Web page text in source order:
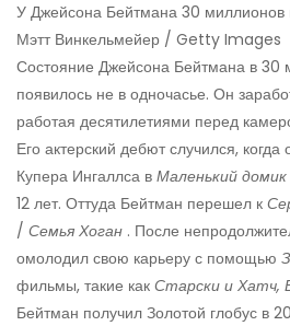
У Джейсона Бейтмана 30 миллионов
Мэтт Винкельмейер / Getty Images
Состояние Джейсона Бейтмана в 30
появилось не в одночасье. Он
работая десятилетиями перед
Его актерский дебют случился,
Купера Ингаллса в Маленький домик
12 лет. Оттуда Бейтман перешел к
/ Семья Хоган . После
омолодил свою карьеру с помощью
фильмы, такие как Старски и Хатч,
Бейтман получил Золотой глобус в